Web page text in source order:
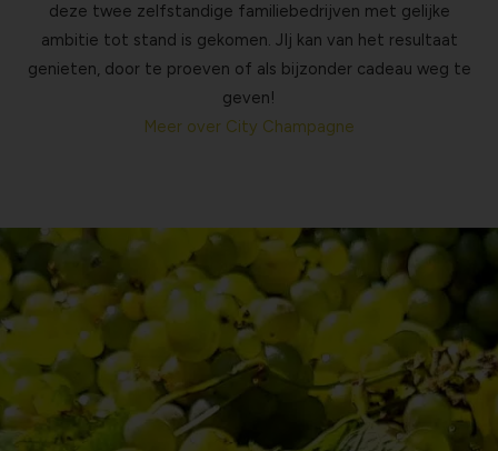
deze twee zelfstandige familiebedrijven met gelijke
ambitie tot stand is gekomen. JIj kan van het resultaat
genieten, door te proeven of als bijzonder cadeau weg te
geven!
Meer over City Champagne